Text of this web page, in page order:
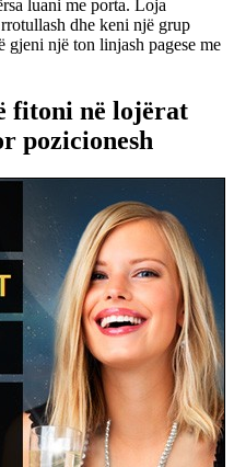
luani me porta. Loja
dhe keni një grup
gjeni një ton linjash pagese me
fitoni në lojërat
pozicionesh